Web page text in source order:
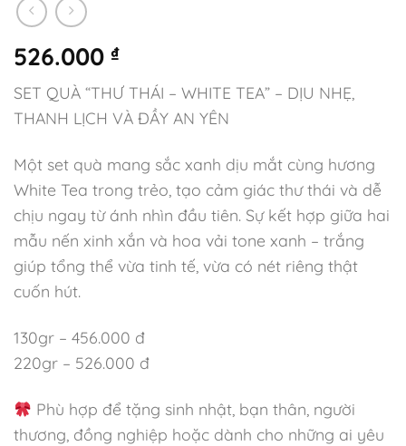
526.000 ₫
SET QUÀ “THƯ THÁI – WHITE TEA” – DỊU NHẸ,
THANH LỊCH VÀ ĐẦY AN YÊN
Một set quà mang sắc xanh dịu mắt cùng hương
White Tea trong trẻo, tạo cảm giác thư thái và dễ
chịu ngay từ ánh nhìn đầu tiên. Sự kết hợp giữa hai
mẫu nến xinh xắn và hoa vải tone xanh – trắng
giúp tổng thể vừa tinh tế, vừa có nét riêng thật
cuốn hút.
130gr – 456.000 đ
220gr – 526.000 đ
Phù hợp để tặng sinh nhật, bạn thân, người
thương, đồng nghiệp hoặc dành cho những ai yêu